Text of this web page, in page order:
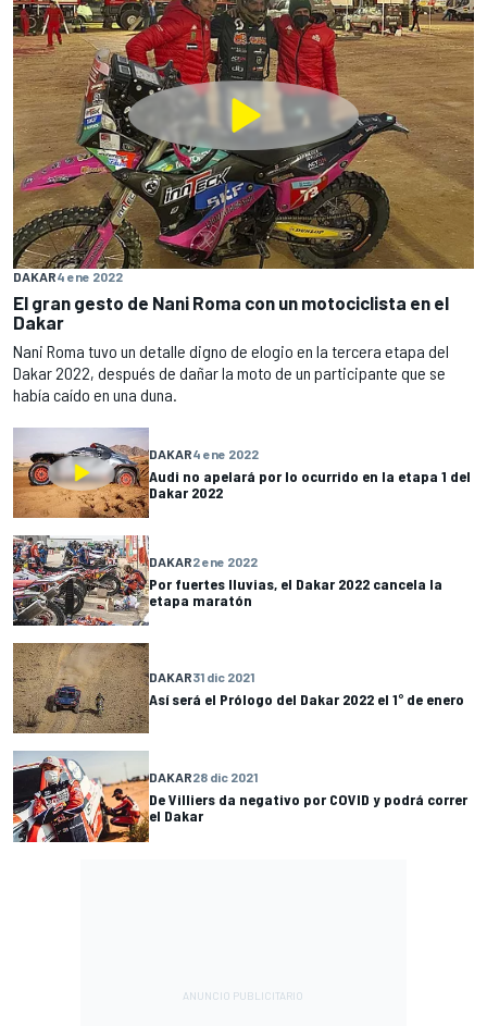
DAKAR4 ene 2022
El gran gesto de Nani Roma con un motociclista en el
Dakar
Nani Roma tuvo un detalle digno de elogio en la tercera etapa del
Dakar 2022, después de dañar la moto de un participante que se
había caído en una duna.
DAKAR4 ene 2022
Audi no apelará por lo ocurrido en la etapa 1 del
Dakar 2022
DAKAR2 ene 2022
Por fuertes lluvias, el Dakar 2022 cancela la
etapa maratón
DAKAR31 dic 2021
Así será el Prólogo del Dakar 2022 el 1° de enero
DAKAR28 dic 2021
De Villiers da negativo por COVID y podrá correr
el Dakar